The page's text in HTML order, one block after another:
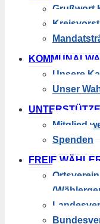
Grußwort
Unsere
Unser
Mitglied
Spenden
FREIE